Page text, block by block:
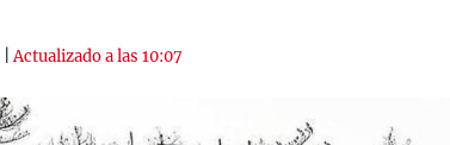
|Actualizado a las 10:07